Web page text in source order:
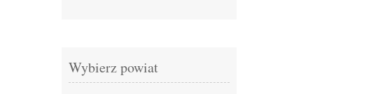
Wybierz powiat